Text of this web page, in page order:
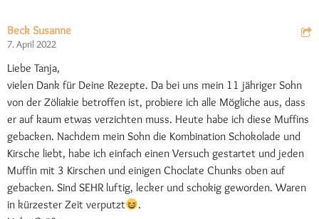
Beck Susanne
7. April 2022
Liebe Tanja,
vielen Dank für Deine Rezepte. Da bei uns mein 11 jähriger Sohn
von der Zöliakie betroffen ist, probiere ich alle Mögliche aus, dass
er auf kaum etwas verzichten muss. Heute habe ich diese Muffins
gebacken. Nachdem mein Sohn die Kombination Schokolade und
Kirsche liebt, habe ich einfach einen Versuch gestartet und jeden
Muffin mit 3 Kirschen und einigen Choclate Chunks oben auf
gebacken. Sind SEHR luftig, lecker und schokig geworden. Waren
in kürzester Zeit verputzt
.